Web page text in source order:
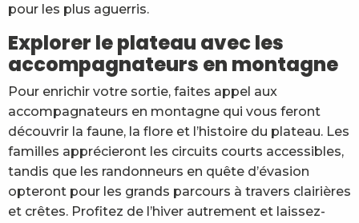
pour les plus aguerris.
Explorer le plateau avec les
accompagnateurs en montagne
Pour enrichir votre sortie, faites appel aux
accompagnateurs en montagne qui vous feront
découvrir la faune, la flore et l’histoire du plateau. Les
familles apprécieront les circuits courts accessibles,
tandis que les randonneurs en quête d’évasion
opteront pour les grands parcours à travers clairières
et crêtes. Profitez de l’hiver autrement et laissez-